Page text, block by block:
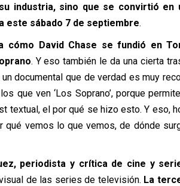
industria, sino que se convirtió en
este sábado 7 de septiembre.
cómo David Chase se fundió en
. Y eso también le da una cierta
documental que de verdad es muy
que ven ‘Los Soprano’, porque
textual, el por qué se hizo esto. Y eso,
vemos lo que vemos, de dónde
periodista y crítica de cine y
de las series de televisión. La